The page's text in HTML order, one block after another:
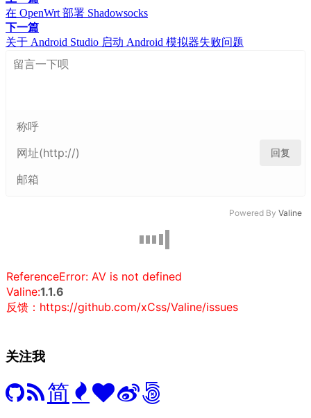
在 OpenWrt 部署 Shadowsocks
下一篇
关于 Android Studio 启动 Android 模拟器失败问题
回复
Powered By Valine
ReferenceError: AV is not defined
Valine:1.1.6
反馈：https://github.com/xCss/Valine/issues
关注我
简